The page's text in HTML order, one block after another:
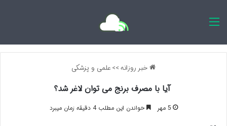
خبر روزانه>>علمی و پزشکی
آیا با مصرف برنج می توان لاغر شد؟
5 مهر خواندن این مطلب 4 دقیقه زمان میبرد